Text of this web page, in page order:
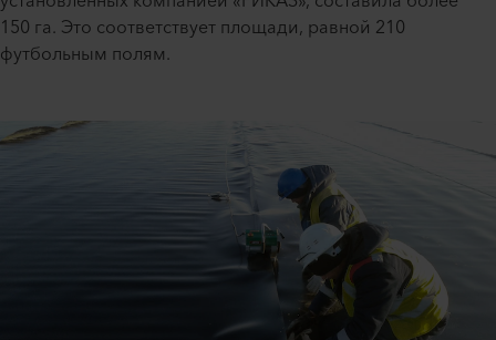
150 га. Это соответствует площади, равной 210
футбольным полям.